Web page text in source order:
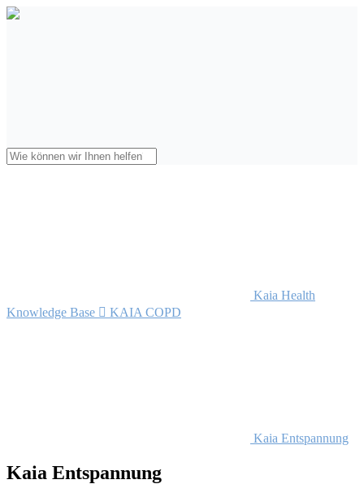
Kaia Health
Knowledge Base  KAIA COPD
Kaia Entspannung
Kaia Entspannung